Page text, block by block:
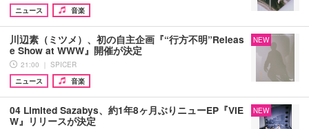
ニュース
音楽
川辺素（ミツメ）、初の自主企画『“行方不明”Releas
e Show at WWW』開催が決定
21:00 ｜ SPICER
ニュース
音楽
NEW
04 Limited Sazabys、約1年8ヶ月ぶりニューEP『VIE
W』リリースが決定
NEW